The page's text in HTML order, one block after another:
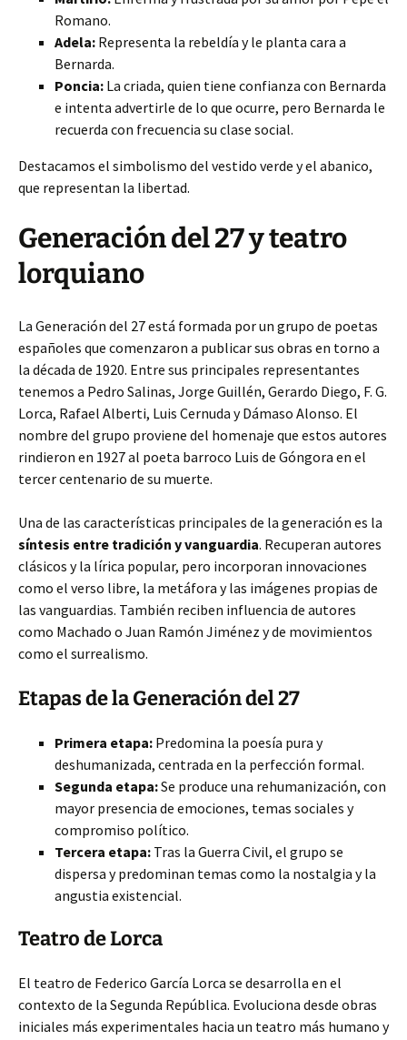
Romano.
Adela: Representa la rebeldía y le planta cara a
Bernarda.
Poncia: La criada, quien tiene confianza con Bernarda
e intenta advertirle de lo que ocurre, pero Bernarda le
recuerda con frecuencia su clase social.
Destacamos el simbolismo del vestido verde y el abanico,
que representan la libertad.
Generación del 27 y teatro
lorquiano
La Generación del 27 está formada por un grupo de poetas
españoles que comenzaron a publicar sus obras en torno a
la década de 1920. Entre sus principales representantes
tenemos a Pedro Salinas, Jorge Guillén, Gerardo Diego, F. G.
Lorca, Rafael Alberti, Luis Cernuda y Dámaso Alonso. El
nombre del grupo proviene del homenaje que estos autores
rindieron en 1927 al poeta barroco Luis de Góngora en el
tercer centenario de su muerte.
Una de las características principales de la generación es la
síntesis entre tradición y vanguardia. Recuperan autores
clásicos y la lírica popular, pero incorporan innovaciones
como el verso libre, la metáfora y las imágenes propias de
las vanguardias. También reciben influencia de autores
como Machado o Juan Ramón Jiménez y de movimientos
como el surrealismo.
Etapas de la Generación del 27
Primera etapa: Predomina la poesía pura y
deshumanizada, centrada en la perfección formal.
Segunda etapa:Se produce una rehumanización, con
mayor presencia de emociones, temas sociales y
compromiso político.
Tercera etapa: Tras la Guerra Civil, el grupo se
dispersa y predominan temas como la nostalgia y la
angustia existencial.
Teatro de Lorca
El teatro de Federico García Lorca se desarrolla en el
contexto de la Segunda República. Evoluciona desde obras
iniciales más experimentales hacia un teatro más humano y